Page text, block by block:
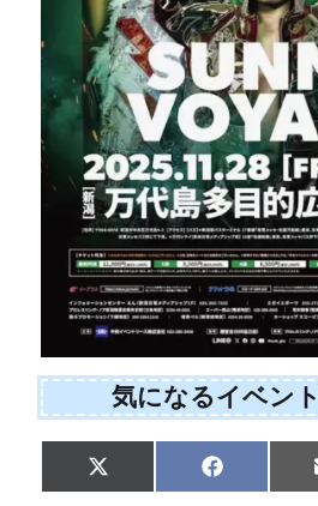
気になるイベン
Share
on
X
(
Share
on
F
a